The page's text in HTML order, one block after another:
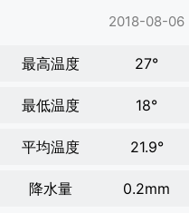
2018-08-06
最高温度 27°
最低温度 18°
平均温度 21.9°
降水量 0.2mm